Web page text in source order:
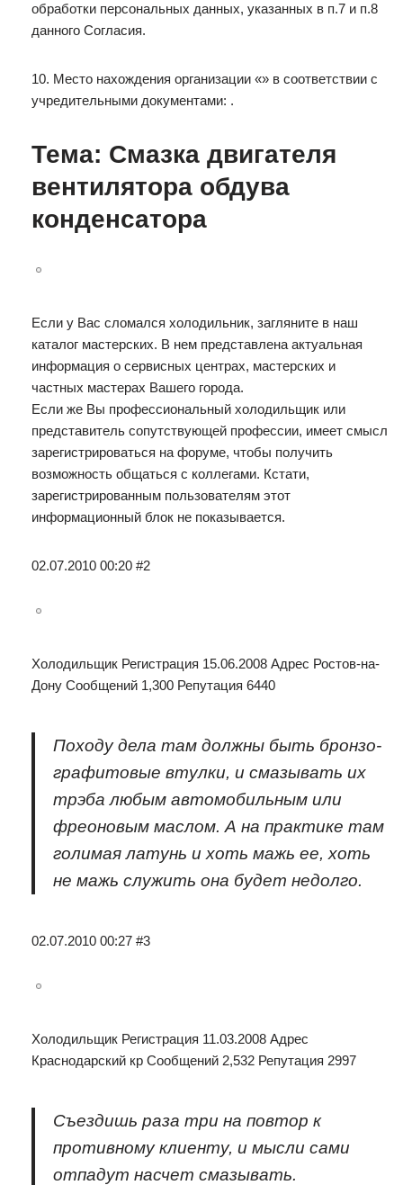
обработки персональных данных, указанных в п.7 и п.8
данного Согласия.
10. Место нахождения организации «» в соответствии с
учредительными документами: .
Тема: Смазка двигателя
вентилятора обдува
конденсатора
Если у Вас сломался холодильник, загляните в наш
каталог мастерских. В нем представлена актуальная
информация о сервисных центрах, мастерских и
частных мастерах Вашего города.
Если же Вы профессиональный холодильщик или
представитель сопутствующей профессии, имеет смысл
зарегистрироваться на форуме, чтобы получить
возможность общаться с коллегами. Кстати,
зарегистрированным пользователям этот
информационный блок не показывается.
02.07.2010 00:20 #2
Холодильщик Регистрация 15.06.2008 Адрес Ростов-на-
Дону Сообщений 1,300 Репутация 6440
Походу дела там должны быть бронзо-
графитовые втулки, и смазывать их
трэба любым автомобильным или
фреоновым маслом. А на практике там
голимая латунь и хоть мажь ее, хоть
не мажь служить она будет недолго.
02.07.2010 00:27 #3
Холодильщик Регистрация 11.03.2008 Адрес
Краснодарский кр Сообщений 2,532 Репутация 2997
Съездишь раза три на повтор к
противному клиенту, и мысли сами
отпадут насчет смазывать.